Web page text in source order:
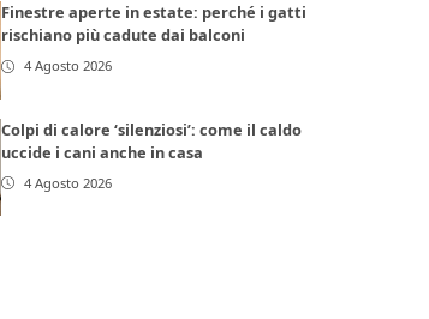
Finestre aperte in estate: perché i gatti
rischiano più cadute dai balconi
4 Agosto 2026
Colpi di calore ‘silenziosi’: come il caldo
uccide i cani anche in casa
4 Agosto 2026